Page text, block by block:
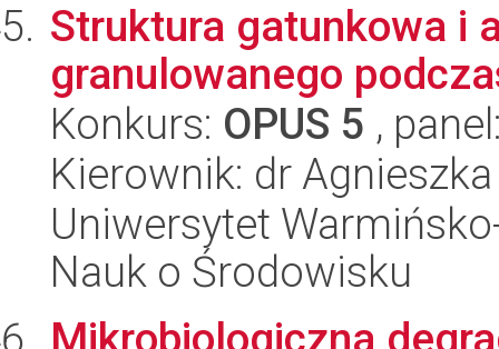
Struktura gatunkowa i
granulowanego
Konkurs: OPUS 5 ,
Kierownik: dr
Uniwersytet
Nauk o Środowisku
Mikrobiologiczna